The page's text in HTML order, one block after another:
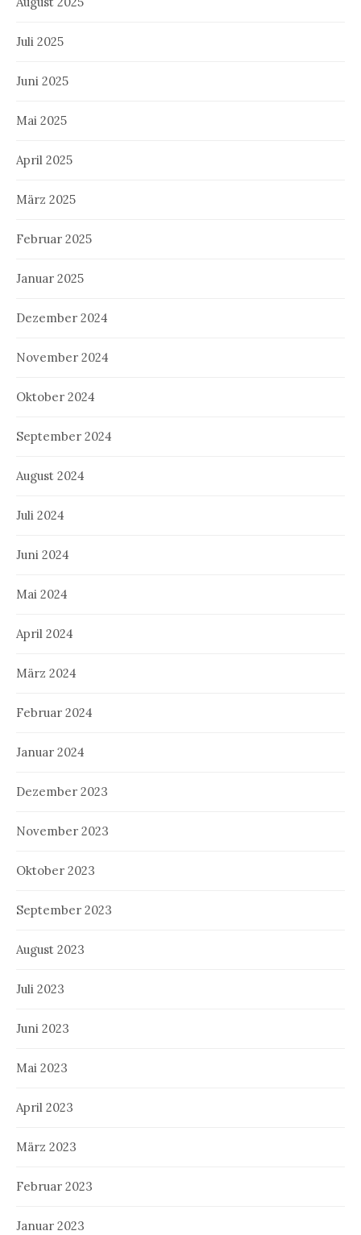
Juli 2025
Juni 2025
Mai 2025
April 2025
März 2025
Februar 2025
Januar 2025
Dezember 2024
November 2024
Oktober 2024
September 2024
August 2024
Juli 2024
Juni 2024
Mai 2024
April 2024
März 2024
Februar 2024
Januar 2024
Dezember 2023
November 2023
Oktober 2023
September 2023
August 2023
Juli 2023
Juni 2023
Mai 2023
April 2023
März 2023
Februar 2023
Januar 2023